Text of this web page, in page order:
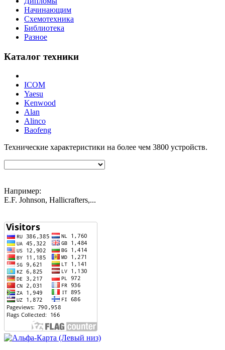
Начинающим
Схемотехника
Библиотека
Разное
Каталог техники
ICOM
Yaesu
Kenwood
Alan
Alinco
Baofeng
Технические характеристики на более чем 3800 устройств.
Например:
E.F. Johnson, Hallicrafters,...